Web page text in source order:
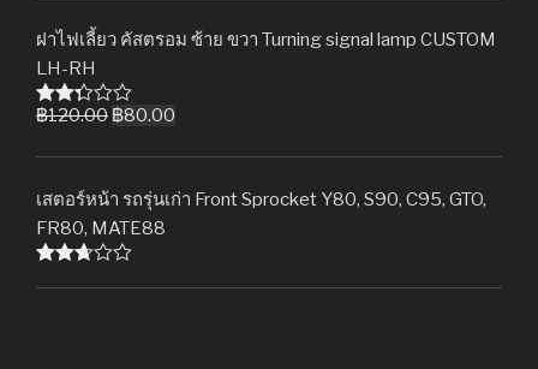
5
ฝาไฟเลี้ยว คัสตรอม ซ้าย ขวา Turning signal lamp CUSTOM
LH-RH
Rated
out of
฿120.00 ฿80.00
เสตอร์หน้า รถรุ่นเก่า Front Sprocket Y80, S90, C95, GTO,
FR80, MATE88